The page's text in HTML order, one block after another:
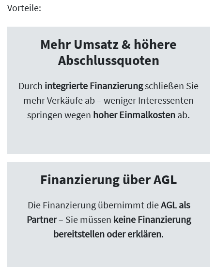
Vorteile:
Mehr Umsatz & höhere
Abschlussquoten
Durch integrierte Finanzierungschließen Sie
mehr Verkäufe ab – weniger Interessenten
springen wegen hoher Einmalkosten ab.
Finanzierung über AGL
Die Finanzierung übernimmt dieAGL als
Partner– Sie müssen keine Finanzierung
bereitstellen oder erklären.